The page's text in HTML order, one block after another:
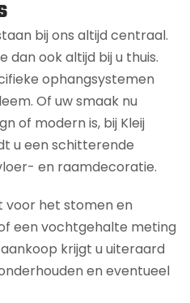
bij ons altijd centraal.
dan ook altijd bij u thuis.
ophangsystemen
Of uw smaak nu
of modern is, bij Kleij
u een schitterende
en raamdecoratie.
voor het stomen en
een vochtgehalte meting
krijgt u uiteraard
en eventueel